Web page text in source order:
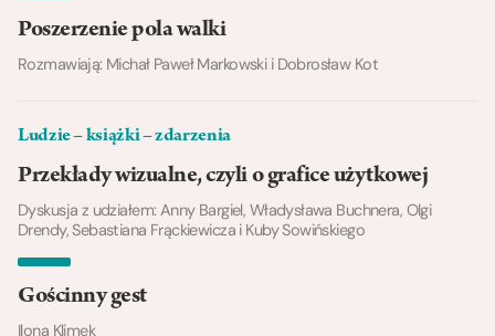
Poszerzenie pola walki
Rozmawiają: Michał Paweł Markowski i Dobrosław Kot
Ludzie – książki – zdarzenia
Przekłady wizualne, czyli o grafice użytkowej
Dyskusja z udziałem: Anny Bargiel, Władysława Buchnera, Olgi
Drendy, Sebastiana Frąckiewicza i Kuby Sowińskiego
Gościnny gest
Ilona Klimek